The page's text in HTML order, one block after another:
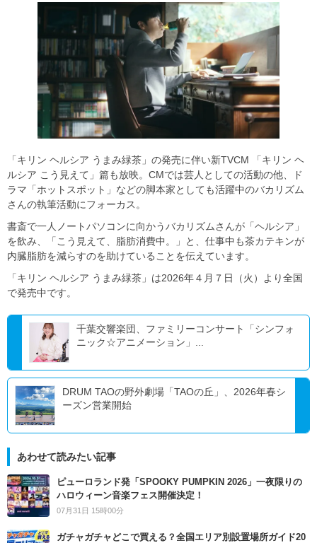
「キリン ヘルシア うまみ緑茶」の発売に伴い新TVCM 「キリン ヘ
ルシア こう見えて」篇も放映。CMでは芸人としての活動の他、ド
ラマ「ホットスポット」などの脚本家としても活躍中のバカリズム
さんの執筆活動にフォーカス。
書斎で一人ノートパソコンに向かうバカリズムさんが「ヘルシア」
を飲み、「こう見えて、脂肪消費中。」と、仕事中も茶カテキンが
内臓脂肪を減らすのを助けていることを伝えています。
「キリン ヘルシア うまみ緑茶」は2026年４月７日（火）より全国
で発売中です。
千葉交響楽団、ファミリーコンサート「シンフォ
ニック☆アニメーション」...
DRUM TAOの野外劇場「TAOの丘」、2026年春シ
ーズン営業開始
あわせて読みたい記事
ピューロランド発「SPOOKY PUMPKIN 2026」一夜限りの
ハロウィーン音楽フェス開催決定！
07月31日 15時00分
ガチャガチャどこで買える？全国エリア別設置場所ガイド20